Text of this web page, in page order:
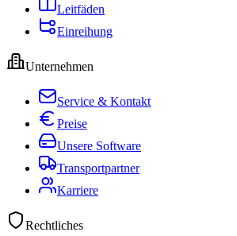
Leitfäden
Einreihung
Unternehmen
Service & Kontakt
Preise
Unsere Software
Transportpartner
Karriere
Rechtliches